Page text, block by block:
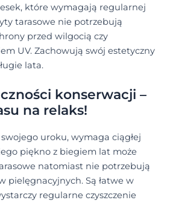
które wymagają regularnej
tarasowe nie potrzebują
przed wilgocią czy
UV. Zachowują swój estetyczny
lata.
konserwacji –
na relaks!
uroku, wymaga ciągłej
piękno z biegiem lat może
natomiast nie potrzebują
pielęgnacyjnych. Są łatwe w
regularne czyszczenie